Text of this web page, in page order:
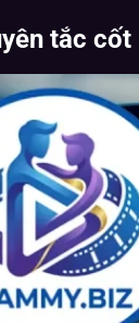
tắc